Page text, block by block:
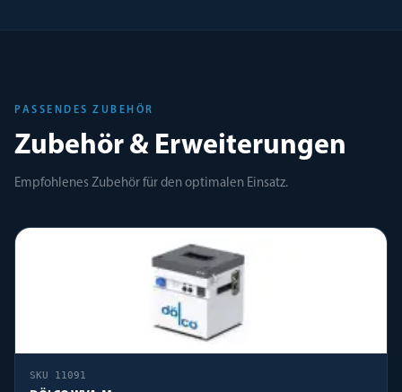
PASSENDES ZUBEHÖR
Zubehör & Erweiterungen
Empfohlenes Zubehör für den optimalen Einsatz.
SKU 11091